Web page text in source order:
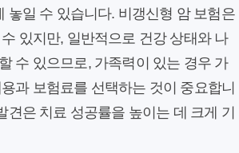
놓일 수 있습니다. 비갱신형 암 보험은
있지만, 일반적으로 건강 상태와 나
수 있으므로, 가족력이 있는 경우 가
과 보험료를 선택하는 것이 중요합니
은 치료 성공률을 높이는 데 크게 기